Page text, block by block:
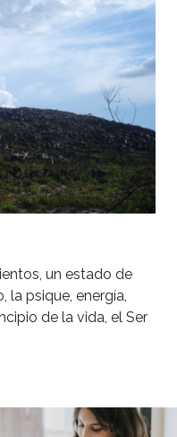
un estado de
la psique, energía,
de la vida, el Ser